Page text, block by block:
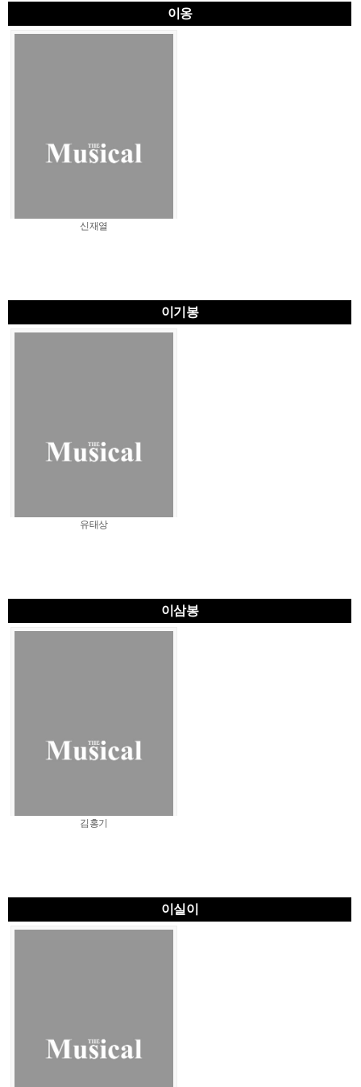
이옹
신재열
이기봉
유태상
이삼봉
김홍기
이실이